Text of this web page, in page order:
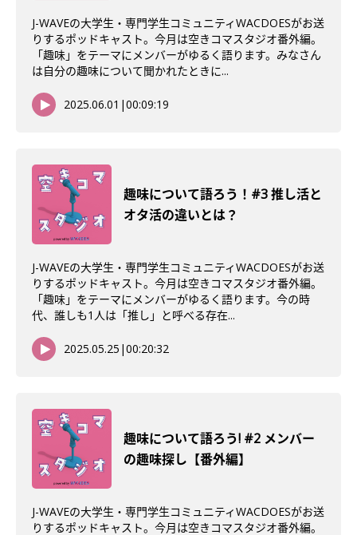
J-WAVEの大学生・専門学生コミュニティWACDOESがお送
りするポッドキャスト。今月は空きコマスタジオ番外編。
「趣味」をテーマにメンバーがゆるく語ります。みなさん
は自分の趣味について聞かれたときに...
2025.06.01 |00:09:19
趣味について語ろう！#3 推し活と
オタ活の違いとは？
J-WAVEの大学生・専門学生コミュニティWACDOESがお送
りするポッドキャスト。今月は空きコマスタジオ番外編。
「趣味」をテーマにメンバーがゆるく語ります。今の時
代、誰しも1人は「推し」と呼べる存在...
2025.05.25 |00:20:32
趣味について語ろう! #2 メンバー
の趣味探し【番外編】
J-WAVEの大学生・専門学生コミュニティWACDOESがお送
りするポッドキャスト。今月は空きコマスタジオ番外編。